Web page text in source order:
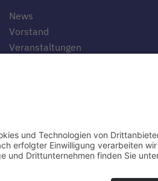
News
Vorstand
Veranstaltungen
Gaststätten